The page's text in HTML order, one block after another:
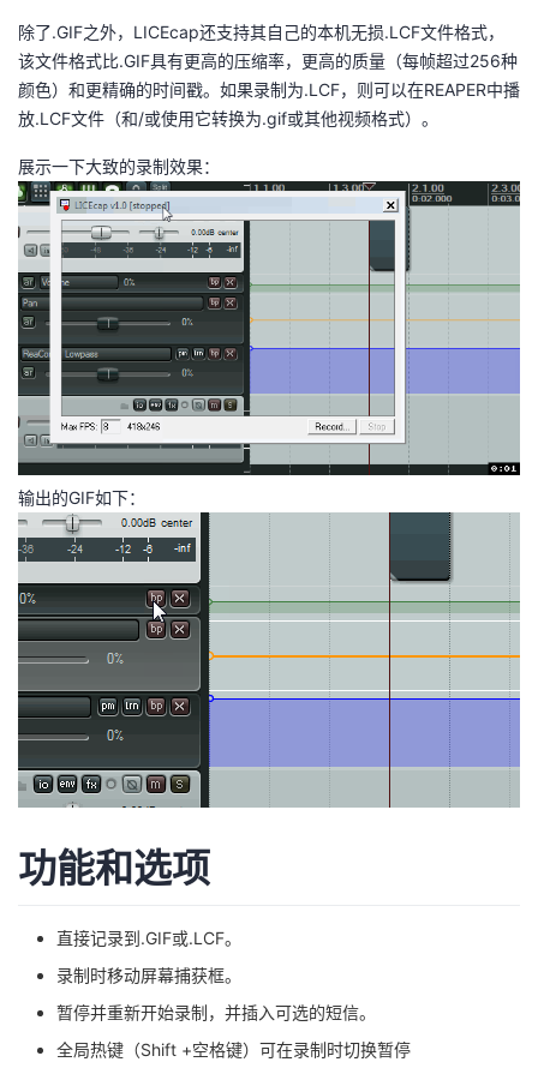
发
者
学
我
课
程
的
认
证
我
的
实
验
我
的
收
藏
Programs
的
支
持
我
的
术
支
持
我
云
声
建
议
除了.GIF之外，LICEcap还支持其自己的本机无损.LCF文件格式，
该文件格式比.GIF具有更高的压缩率，更高的质量（每帧超过256种
颜色）和更精确的时间戳。如果录制为.LCF，则可以在REAPER中播
放.LCF文件（和/或使用它转换为.gif或其他视频格式）。
展示一下大致的录制效果：
输出的GIF如下：
功能和选项
直接记录到.GIF或.LCF。
录制时移动屏幕捕获框。
暂停并重新开始录制，并插入可选的短信。
全局热键（Shift +空格键）可在录制时切换暂停